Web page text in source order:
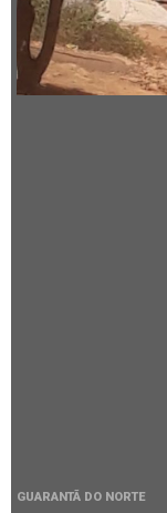
GUARANTÃ DO NORTE